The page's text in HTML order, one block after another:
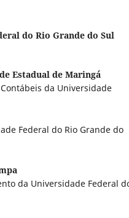
do Rio Grande do Sul
Estadual de Maringá
da Universidade
Federal do Rio Grande do
da Universidade Federal